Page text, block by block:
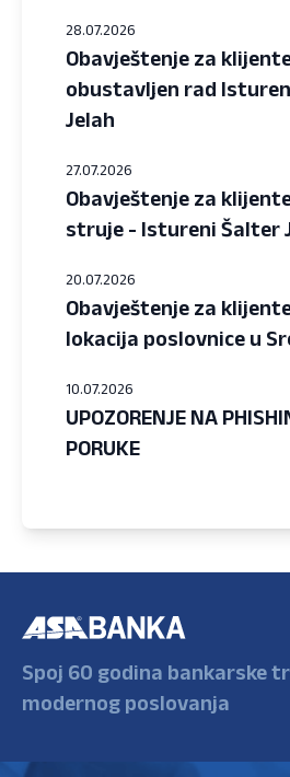
28.07.2026
Obavještenje za
obustavljen rad
Jelah
27.07.2026
Obavještenje za
struje - Istureni Šalter
20.07.2026
Obavještenje za
lokacija poslovnice u
10.07.2026
UPOZORENJE NA
PORUKE
Spoj 60 godina bankarske
modernog poslovanja